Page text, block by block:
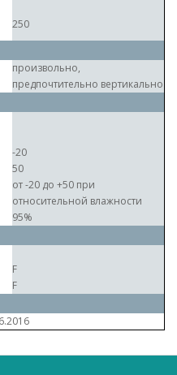
250
произвольно,
предпочтительно вертикально
-20
50
от -20 до +50 при
относительной влажности
95%
F
F